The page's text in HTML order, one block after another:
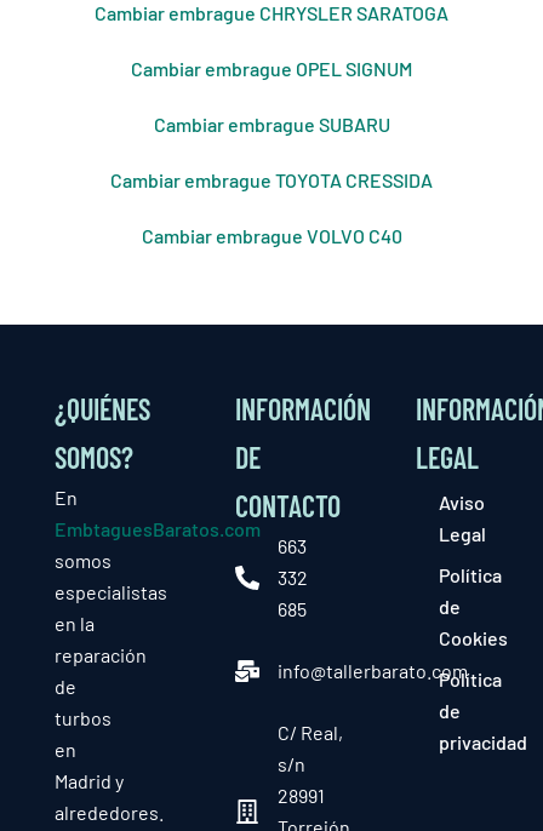
Cambiar embrague CHRYSLER SARATOGA
Cambiar embrague OPEL SIGNUM
Cambiar embrague SUBARU
Cambiar embrague TOYOTA CRESSIDA
Cambiar embrague VOLVO C40
¿QUIÉNES
SOMOS?
En
EmbtaguesBaratos.com
somos
especialistas
en la
reparación
de
turbos
en
Madrid y
alrededores.
INFORMACIÓN
DE
CONTACTO
663
332
685
info@tallerbarato.com
C/ Real,
s/n
28991
LEGAL
Aviso
Legal
Política
de
Cookies
Política
de
privacidad